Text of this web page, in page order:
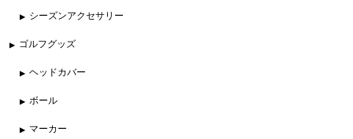
シーズンアクセサリー
ゴルフグッズ
ヘッドカバー
ボール
マーカー